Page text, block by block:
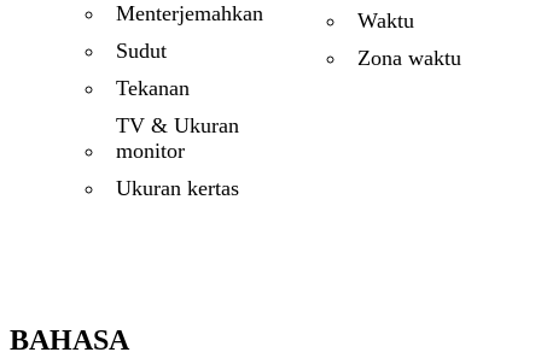
Menterjemahkan
Sudut
Tekanan
TV & Ukuran
monitor
Ukuran kertas
Waktu
Zona waktu
BAHASA